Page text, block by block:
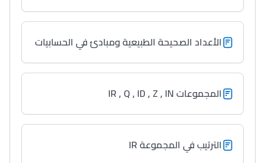
الأعداد الصحيحة الطبيعية ومبادئ في الحسابيات
المجموعات IR , Q , ID , Z , IN
الترتيب في المجموعة IR